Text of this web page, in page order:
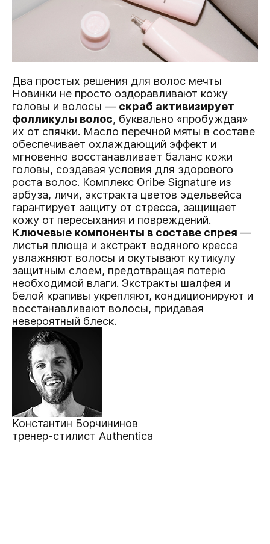
Два простых решения для волос мечты
Новинки не просто оздоравливают кожу
головы и волосы — скраб активизирует
фолликулы волос, буквально «пробуждая»
их от спячки. Масло перечной мяты в составе
обеспечивает охлаждающий эффект и
мгновенно восстанавливает баланс кожи
головы, создавая условия для здорового
роста волос. Комплекс Oribe Signature из
арбуза, личи, экстракта цветов эдельвейса
гарантирует защиту от стресса, защищает
кожу от пересыхания и повреждений.
Ключевые компоненты в составе спрея —
листья плюща и экстракт водяного кресса
увлажняют волосы и окутывают кутикулу
защитным слоем, предотвращая потерю
необходимой влаги. Экстракты шалфея и
белой крапивы укрепляют, кондиционируют и
восстанавливают волосы, придавая
невероятный блеск.
Константин Борчининов
тренер-стилист Authentica